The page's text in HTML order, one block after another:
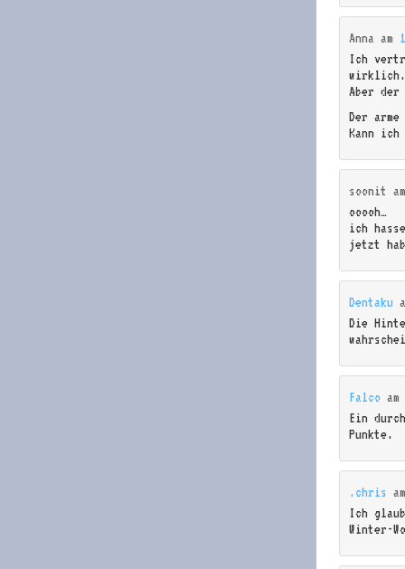
Anna am
Ich
wirklich.
Aber
Der
Kann
soonit
ooooh…
ich
jetzt
Dentaku
Die
Falco am
Ein
Punkte.
.chris
Ich
Winter-